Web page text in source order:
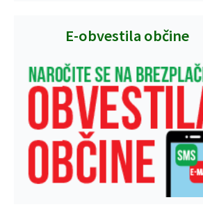
E-obvestila občine